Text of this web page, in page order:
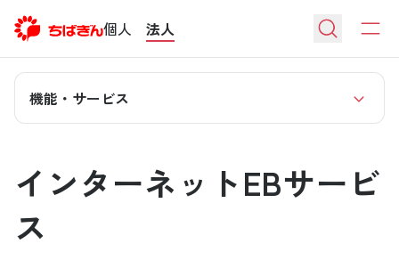
個人 法人
機能・サービス
インターネットEBサービ
ス